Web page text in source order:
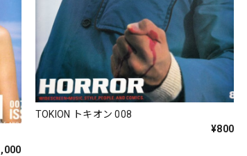
TOKION トキオン 008
¥800